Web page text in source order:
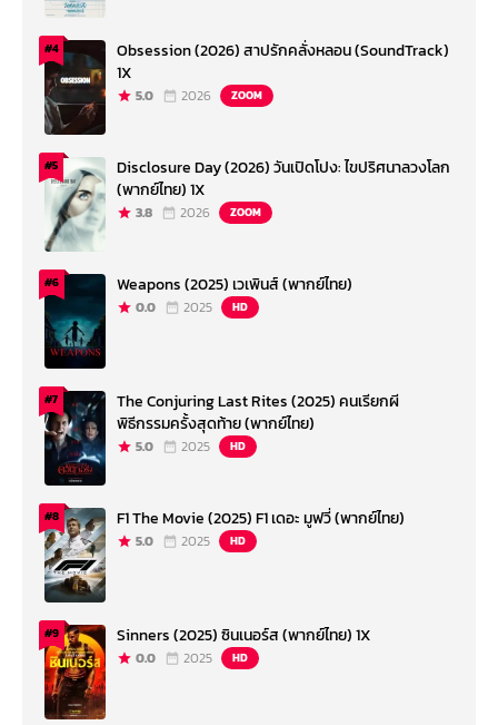
#4
Obsession (2026) สาปรักคลั่งหลอน (SoundTrack)
1X
5.0 2026 ZOOM
#5
Disclosure Day (2026) วันเปิดโปง: ไขปริศนาลวงโลก
(พากย์ไทย) 1X
3.8 2026 ZOOM
#6 Weapons (2025) เวเพินส์ (พากย์ไทย)
0.0 2025 HD
#7
The Conjuring Last Rites (2025) คนเรียกผี
พิธีกรรมครั้งสุดท้าย (พากย์ไทย)
5.0 2025 HD
#8 F1 The Movie (2025) F1 เดอะ มูฟวี่ (พากย์ไทย)
5.0 2025 HD
#9 Sinners (2025) ซินเนอร์ส (พากย์ไทย) 1X
0.0 2025 HD